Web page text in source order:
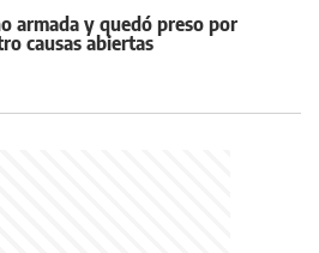
armada y quedó preso por
causas abiertas